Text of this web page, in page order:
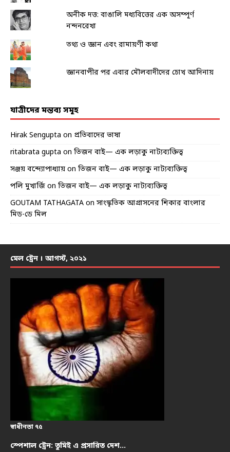
অনীক দত্ত: বাঙালি মধ্যবিত্তের এক অসম্পূর্ণ
নন্দনরেখা
তথ্য ও জ্ঞান এবং রামায়ণী কথা
জ্ঞানবাপীর পর এবার মৌলবাদীদের চোখ আদিনায়
যাত্রীদের মন্তব্য সমূহ
Hirak Sengupta on প্রতিবাদের ভাষা
ritabrata gupta on তিজন বাই— এক লড়াকু নাট্যব্যক্তিত্ব
সঞ্জয় বন্দ্যোপাধ্যায় on তিজন বাই— এক লড়াকু নাট্যব্যক্তিত্ব
পলি মুখার্জি on তিজন বাই— এক লড়াকু নাট্যব্যক্তিত্ব
GOUTAM TATHAGATA on সাংস্কৃতিক আগ্রাসনের শিকার বাংলার
মিড-ডে মিল
মেল ট্রেন । আগস্ট, ২০২১
স্বাধীনতা ৭৫
স্পেশাল ট্রেন: তুমিই এ প্রসারিত দেশ…